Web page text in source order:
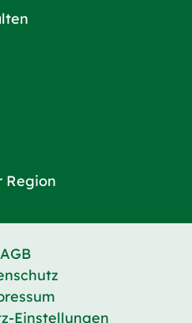
Region
AGB
Einstellungen